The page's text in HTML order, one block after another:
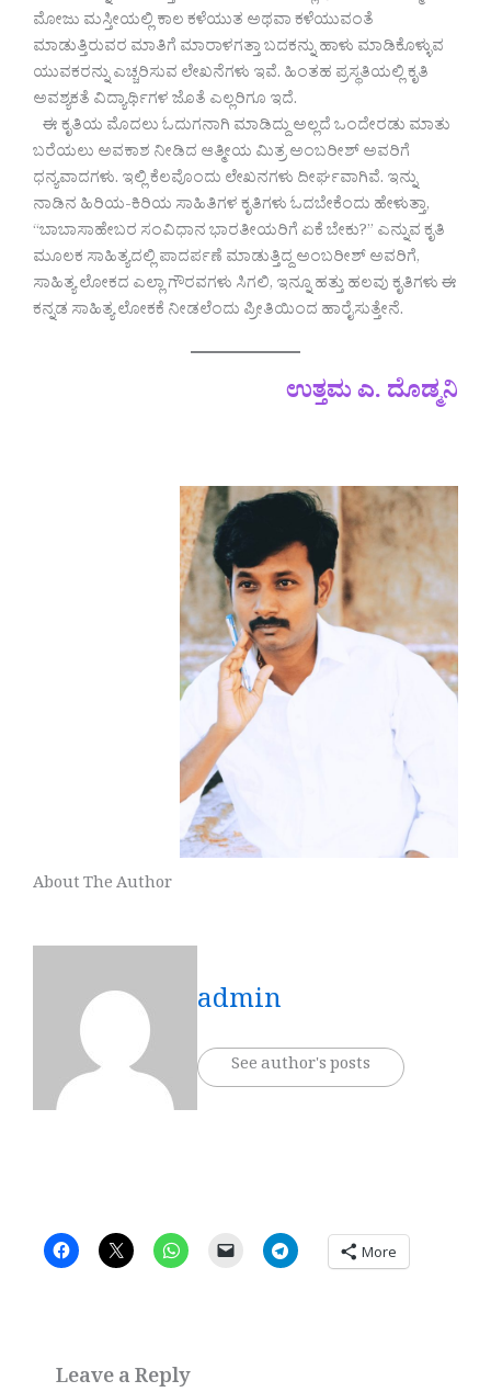
ಮೋಜು ಮಸ್ತೀಯಲ್ಲಿ ಕಾಲ ಕಳೆಯುತ ಅಥವಾ ಕಳೆಯುವಂತೆ
ಮಾಡುತ್ತಿರುವರ ಮಾತಿಗೆ ಮಾರಾಳಗತ್ತಾ ಬದಕನ್ನು ಹಾಳು ಮಾಡಿಕೊಳ್ಳುವ
ಯುವಕರನ್ನು ಎಚ್ಚರಿಸುವ ಲೇಖನೆಗಳು ಇವೆ. ಹಿಂತಹ ಪ್ರಸ್ಥತಿಯಲ್ಲಿ ಕೃತಿ
ಅವಶ್ಯಕತೆ ವಿದ್ಯಾರ್ಥಿಗಳ ಜೊತೆ ಎಲ್ಲರಿಗೂ ಇದೆ.
ಈ ಕೃತಿಯ ಮೊದಲು ಓದುಗನಾಗಿ ಮಾಡಿದ್ದು ಅಲ್ಲದೆ ಒಂದೇರಡು ಮಾತು
ಬರೆಯಲು ಅವಕಾಶ ನೀಡಿದ ಆತ್ಮೀಯ ಮಿತ್ರ ಅಂಬರೀಶ್ ಅವರಿಗೆ
ಧನ್ಯವಾದಗಳು. ಇಲ್ಲಿ ಕೆಲವೊಂದು ಲೇಖನಗಳು ದೀರ್ಘವಾಗಿವೆ. ಇನ್ನು
ನಾಡಿನ ಹಿರಿಯ-ಕಿರಿಯ ಸಾಹಿತಿಗಳ ಕೃತಿಗಳು ಓದಬೇಕೆಂದು ಹೇಳುತ್ತಾ,
“ಬಾಬಾಸಾಹೇಬರ ಸಂವಿಧಾನ ಭಾರತೀಯರಿಗೆ ಏಕೆ ಬೇಕು?” ಎನ್ನುವ ಕೃತಿ
ಮೂಲಕ ಸಾಹಿತ್ಯದಲ್ಲಿ ಪಾದರ್ಪಣೆ ಮಾಡುತ್ತಿದ್ದ ಅಂಬರೀಶ್ ಅವರಿಗೆ,
ಸಾಹಿತ್ಯ ಲೋಕದ ಎಲ್ಲಾ ಗೌರವಗಳು ಸಿಗಲಿ, ಇನ್ನೂ ಹತ್ತು ಹಲವು ಕೃತಿಗಳು ಈ
ಕನ್ನಡ ಸಾಹಿತ್ಯ ಲೋಕಕೆ ನೀಡಲೆಂದು ಪ್ರೀತಿಯಿಂದ ಹಾರೈಸುತ್ತೇನೆ.
ಉತ್ತಮ ಎ. ದೊಡ್ಮನಿ
About The Author
admin
See author's posts
More
Leave a Reply